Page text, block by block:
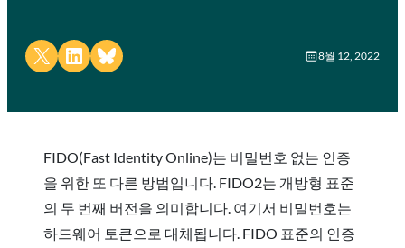
Share on X Share on LinkedIn
Share on Bluesky 8월 12, 2022
FIDO(Fast Identity Online)는 비밀번호 없는 인증
을 위한 또 다른 방법입니다. FIDO2는 개방형 표준
의 두 번째 버전을 의미합니다. 여기서 비밀번호는
하드웨어 토큰으로 대체됩니다. FIDO 표준의 인증